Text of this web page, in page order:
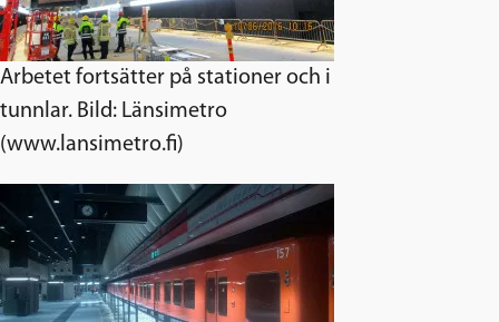
Arbetet fortsätter på stationer och i
tunnlar. Bild: Länsimetro
(www.lansimetro.fi)